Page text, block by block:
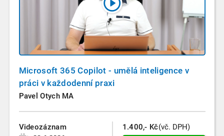
Microsoft 365 Copilot - umělá inteligence v
práci v každodenní praxi
Pavel Otych MA
Videozáznam
1.400,- Kč(vč. DPH)